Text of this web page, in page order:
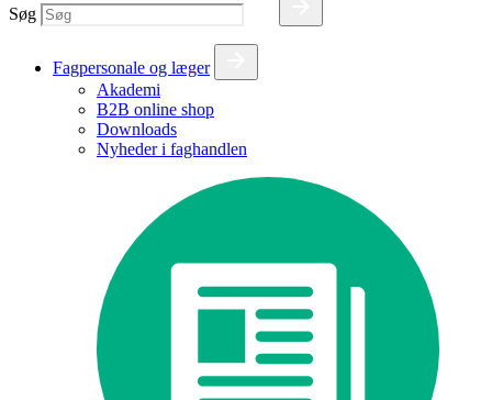
Søg
Fagpersonale og læger
Akademi
B2B online shop
Downloads
Nyheder i faghandlen